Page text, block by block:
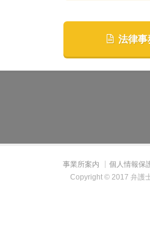
法律事
事業所案内 個人情報保
Copyright © 2017 弁護